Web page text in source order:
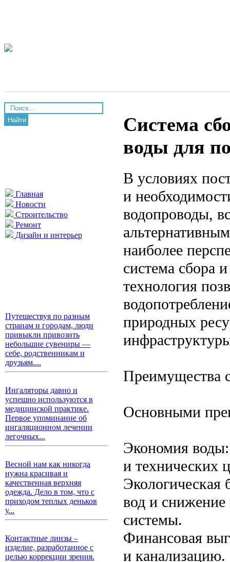
Найти
Главная
Новости
Строительство
Ремонт
Дизайн и интерьер
Путешествуя по разным
странам и городам, люди
привыкли привозить
небольшие сувениры —
себе, родственникам и
друзьям....
Ингаляторы давно и
успешно используются в
медицинской практике.
Первое упоминание об
ингаляционном лечении
легочных...
Весной нам как никогда
нужна красивая и
качественная верхняя
одежда. Дело в том, что с
приходом теплых деньков
у...
Контактные линзы –
изделие, разработанное с
целью коррекции зрения.
Система
воды для
В условиях
и
водопроводы,
наиболее
система сбора
технология
природных
Преимущества
Основными
Экономия
и технических
Экологическая
вод и снижение
системы.
Финансовая
и канализацию.